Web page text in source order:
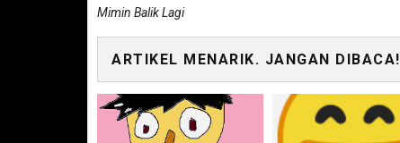
Mimin Balik Lagi
ARTIKEL MENARIK. JANGAN DIBACA!